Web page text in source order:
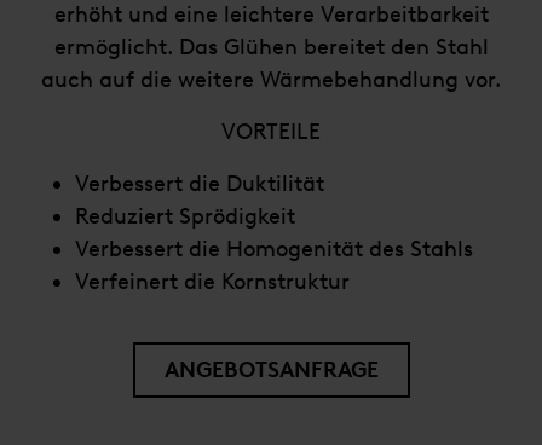
erhöht und eine leichtere Verarbeitbarkeit
ermöglicht. Das Glühen bereitet den Stahl
auch auf die weitere Wärmebehandlung vor.
VORTEILE
Verbessert die Duktilität
Reduziert Sprödigkeit
Verbessert die Homogenität des Stahls
Verfeinert die Kornstruktur
ANGEBOTSANFRAGE